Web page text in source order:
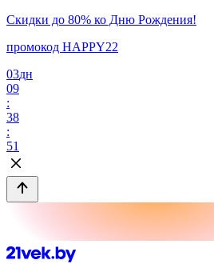
Скидки до 80% ко Дню Рождения!
промокод HAPPY22
03дн
09
:
38
:
51